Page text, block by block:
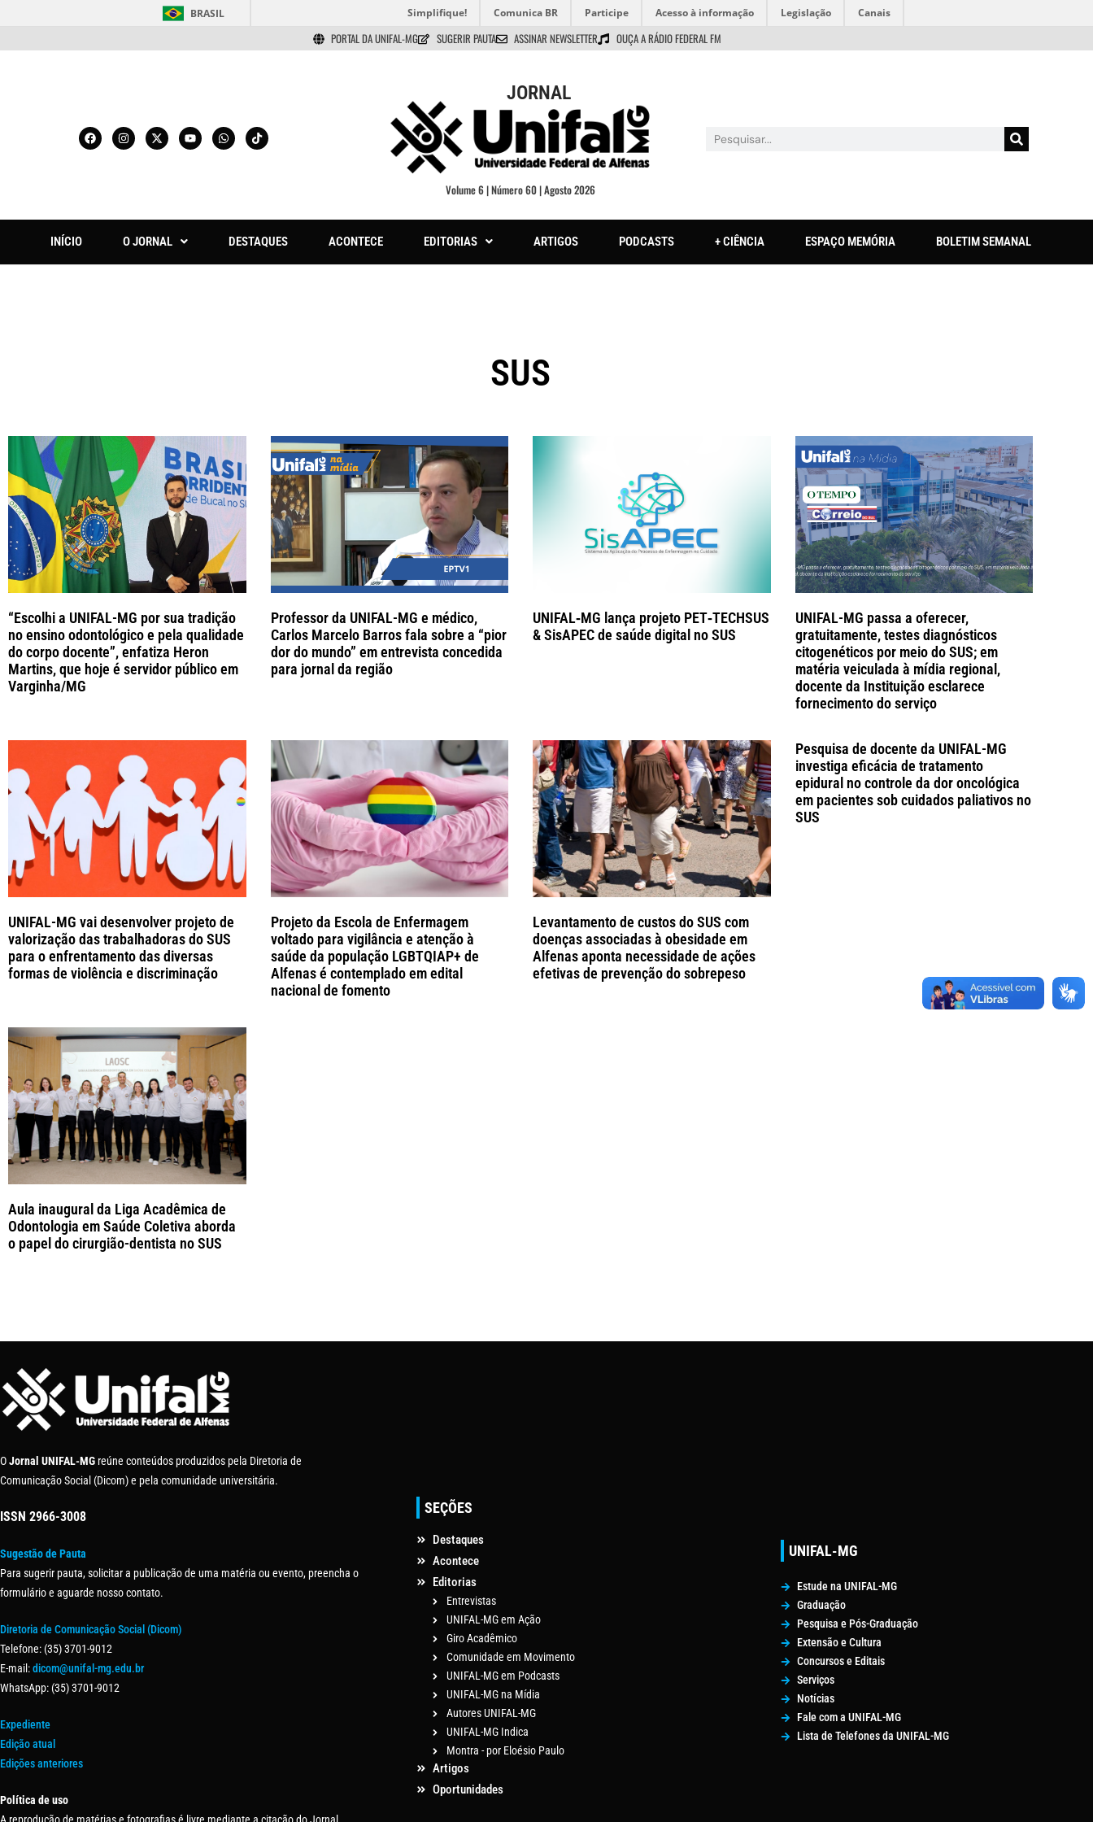
BRASIL Simplifique! Comunica BR Participe Acesso à informação Legislação Canais
PORTAL DA UNIFAL-MG SUGERIR PAUTA ASSINAR NEWSLETTER OUÇA A RÁDIO FEDERAL FM
JORNAL
Volume 6 | Número 60 | Agosto 2026
INÍCIO O JORNAL DESTAQUES ACONTECE EDITORIAS ARTIGOS PODCASTS + CIÊNCIA ESPAÇO MEMÓRIA BOLETIM SEMANAL
SUS
“Escolhi a UNIFAL-MG por sua tradição
no ensino odontológico e pela qualidade
do corpo docente”, enfatiza Heron
Martins, que hoje é servidor público em
Varginha/MG
Professor da UNIFAL-MG e médico,
Carlos Marcelo Barros fala sobre a “pior
dor do mundo” em entrevista concedida
para jornal da região
UNIFAL‑MG lança projeto PET‑TECHSUS
& SisAPEC de saúde digital no SUS
UNIFAL-MG passa a oferecer,
gratuitamente, testes diagnósticos
citogenéticos por meio do SUS; em
matéria veiculada à mídia regional,
docente da Instituição esclarece
fornecimento do serviço
UNIFAL-MG vai desenvolver projeto de
valorização das trabalhadoras do SUS
para o enfrentamento das diversas
formas de violência e discriminação
Projeto da Escola de Enfermagem
voltado para vigilância e atenção à
saúde da população LGBTQIAP+ de
Alfenas é contemplado em edital
nacional de fomento
Levantamento de custos do SUS com
doenças associadas à obesidade em
Alfenas aponta necessidade de ações
efetivas de prevenção do sobrepeso
Pesquisa de docente da UNIFAL-MG
investiga eficácia de tratamento
epidural no controle da dor oncológica
em pacientes sob cuidados paliativos no
SUS
Aula inaugural da Liga Acadêmica de
Odontologia em Saúde Coletiva aborda
o papel do cirurgião-dentista no SUS
OJornal UNIFAL-MG reúne conteúdos produzidos pela Diretoria de
Comunicação Social (Dicom) e pela comunidade universitária.
ISSN 2966-3008
Sugestão de Pauta
Para sugerir pauta, solicitar a publicação de uma matéria ou evento, preencha o
formulário e aguarde nosso contato.
Diretoria de Comunicação Social (Dicom)
Telefone: (35) 3701-9012
E-mail:dicom@unifal-mg.edu.br
WhatsApp: (35) 3701-9012
Expediente
Edição atual
Edições anteriores
Política de uso
SEÇÕES
Destaques
Acontece
Editorias
Entrevistas
UNIFAL-MG em Ação
Giro Acadêmico
Comunidade em Movimento
UNIFAL-MG em Podcasts
UNIFAL-MG na Mídia
Autores UNIFAL-MG
UNIFAL-MG Indica
Montra - por Eloésio Paulo
Artigos
Oportunidades
UNIFAL-MG
Estude na UNIFAL-MG
Graduação
Pesquisa e Pós-Graduação
Extensão e Cultura
Concursos e Editais
Serviços
Notícias
Fale com a UNIFAL-MG
Lista de Telefones da UNIFAL-MG